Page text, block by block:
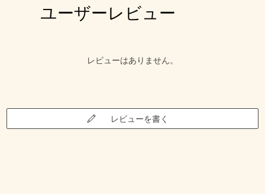
ユーザーレビュー
レビューはありません。
レビューを書く